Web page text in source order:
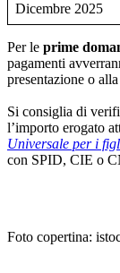
Dicembre 2025
Per le prime
pagamenti
presentazione o
Si consiglia di
l’importo erogato
Universale per i
con SPID, CIE o
Foto copertina: